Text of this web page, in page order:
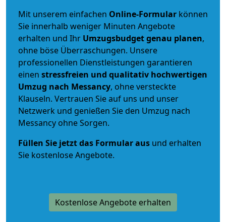
Mit unserem einfachen Online-Formular können
Sie innerhalb weniger Minuten Angebote
erhalten und Ihr Umzugsbudgetgenau planen,
ohne böse Überraschungen. Unsere
professionellen Dienstleistungen garantieren
einen stressfreien und qualitativ hochwertigen
Umzug nach Messancy, ohne versteckte
Klauseln. Vertrauen Sie auf uns und unser
Netzwerk und genießen Sie den Umzug nach
Messancy ohne Sorgen.
Füllen Sie jetzt das Formular aus und erhalten
Sie kostenlose Angebote.
Kostenlose Angebote erhalten